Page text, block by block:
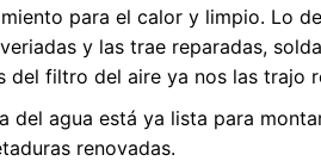
para el calor y limpio. Lo
y las trae reparadas,
del filtro del aire ya nos las trajo
del agua está ya lista para
renovadas.